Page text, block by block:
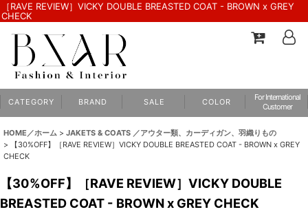
［RAVE REVIEW］VICKY DOUBLE BREASTED COAT - BROWN x GREY
CHECK
C A T E G O R Y B R A N D S A L E C O L O R
For International
Customer
HOME／ホーム > JAKETS & COATS ／アウター類、カーディガン、羽織りもの
>
【30%OFF】［RAVE REVIEW］VICKY DOUBLE BREASTED COAT - BROWN x GREY
CHECK
【30%OFF】［RAVE REVIEW］VICKY DOUBLE
BREASTED COAT - BROWN x GREY CHECK